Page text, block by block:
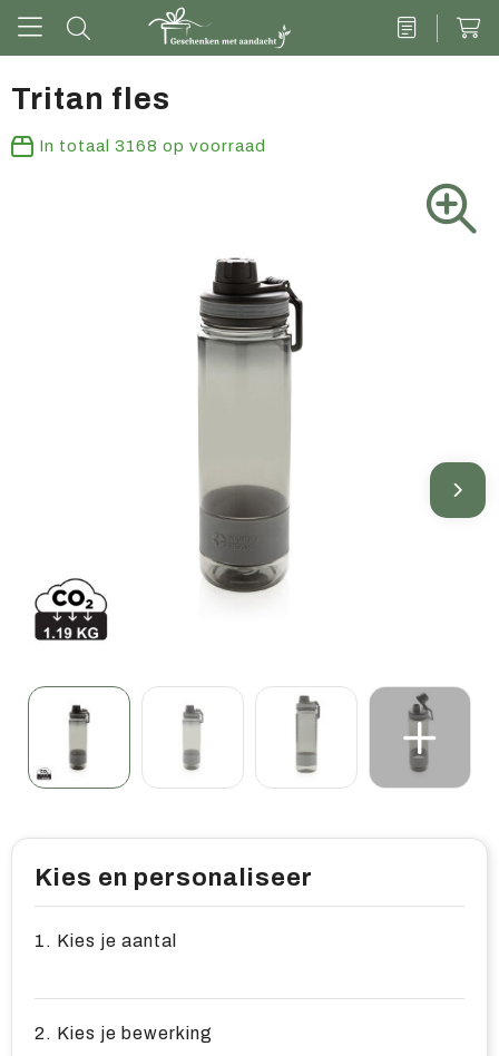
Vrije tijd & outdoor
Wellness
Gereedschap & veiligheid
Overige relatiegeschenken
Tritan fles
In totaal 3168 op voorraad
Kies en personaliseer
1. Kies je aantal
2. Kies je bewerking